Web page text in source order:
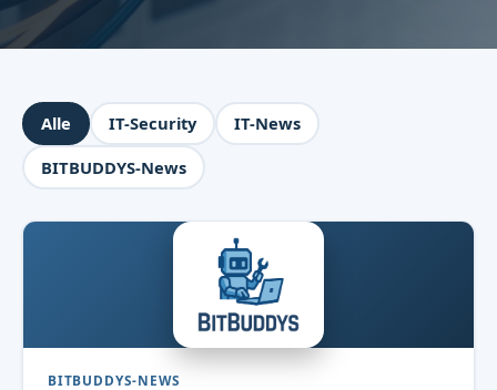
Alle IT-Security
IT-News
BITBUDDYS-News
BITBUDDYS-NEWS